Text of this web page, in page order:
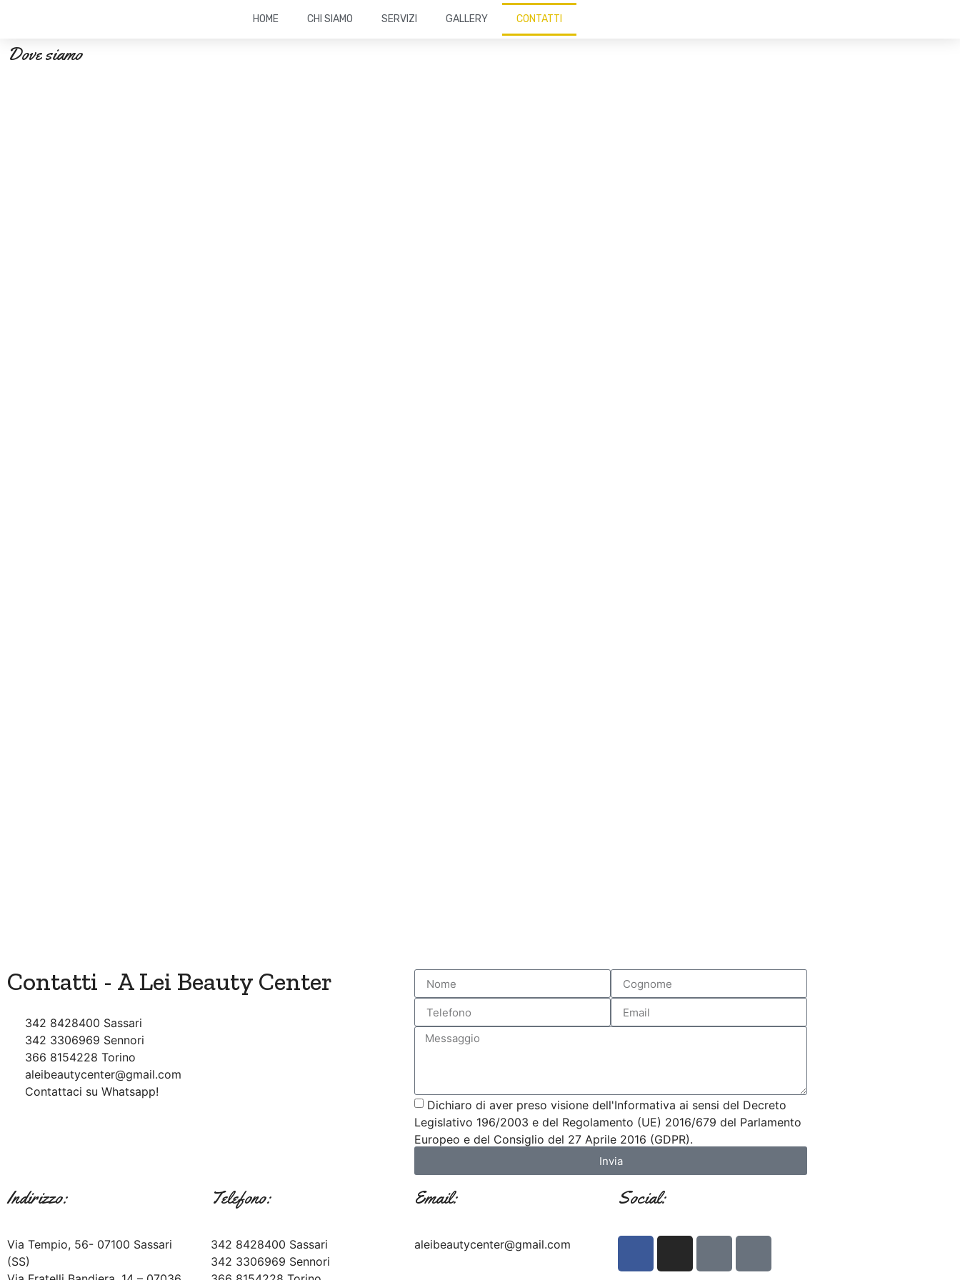
HOME CHI SIAMO SERVIZI GALLERY CONTATTI
Dove siamo
Contatti - A Lei Beauty Center
342 8428400 Sassari
342 3306969 Sennori
366 8154228 Torino
aleibeautycenter@gmail.com
Contattaci su Whatsapp!
Dichiaro di aver preso visione dell'Informativa ai sensi del Decreto
Legislativo 196/2003 e del Regolamento (UE) 2016/679 del Parlamento
Europeo e del Consiglio del 27 Aprile 2016 (GDPR).
Invia
Indirizzo:
Via Tempio, 56- 07100 Sassari
(SS)
Telefono:
342 8428400 Sassari
342 3306969 Sennori
Email:
aleibeautycenter@gmail.com
Social: